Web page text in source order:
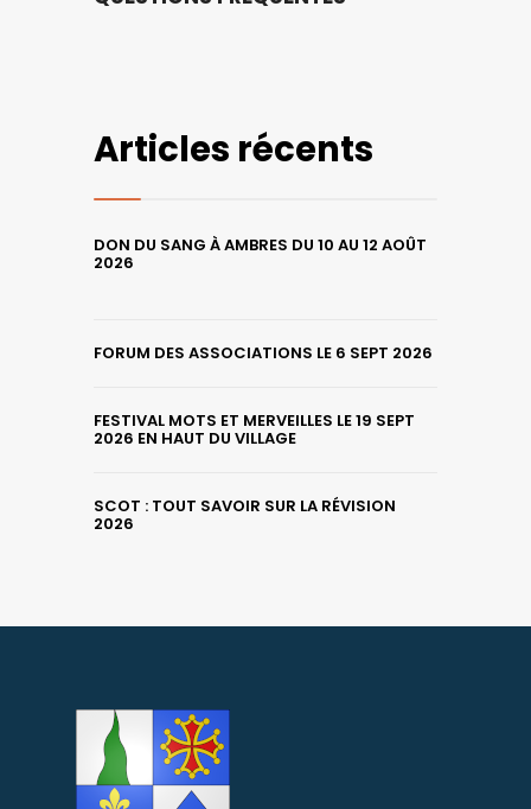
Articles récents
DON DU SANG À AMBRES DU 10 AU 12 AOÛT
2026
FORUM DES ASSOCIATIONS LE 6 SEPT 2026
FESTIVAL MOTS ET MERVEILLES LE 19 SEPT
2026 EN HAUT DU VILLAGE
SCOT : TOUT SAVOIR SUR LA RÉVISION
2026